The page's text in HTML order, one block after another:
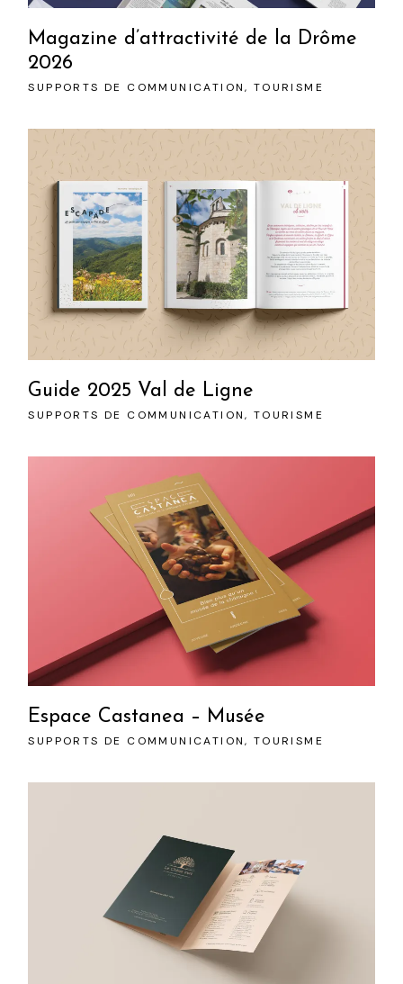
Magazine d’attractivité de la Drôme
2026
SUPPORTS DE COMMUNICATION TOURISME
Guide 2025 Val de Ligne
SUPPORTS DE COMMUNICATION TOURISME
Espace Castanea – Musée
SUPPORTS DE COMMUNICATION TOURISME